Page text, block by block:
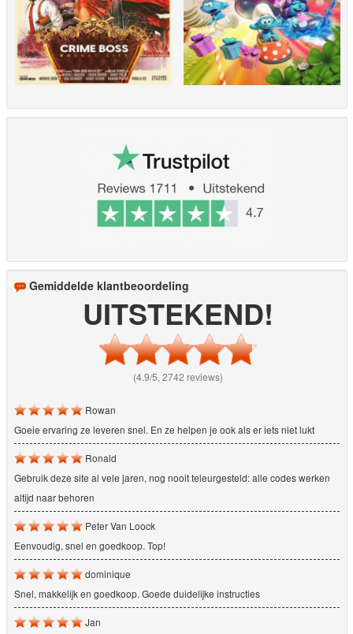
Gemiddelde klantbeoordeling
UITSTEKEND!
(4.9/5, 2742 reviews)
Rowan
Goeie ervaring ze leveren snel. En ze helpen je ook als er iets niet lukt
Ronald
Gebruik deze site al vele jaren, nog nooit teleurgesteld: alle codes werken
altijd naar behoren
Peter Van Loock
Eenvoudig, snel en goedkoop. Top!
dominique
Snel, makkelijk en goedkoop. Goede duidelijke instructies
Jan